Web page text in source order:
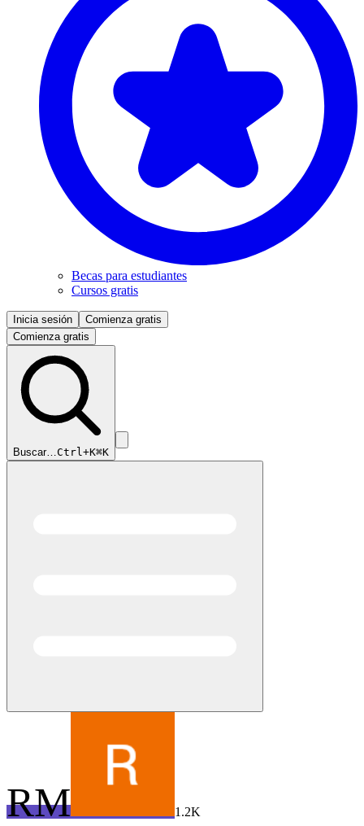
Becas para estudiantes
Cursos gratis
Inicia sesión
Comienza gratis
Comienza gratis
Buscar…Ctrl+K⌘K
RM 1.2K